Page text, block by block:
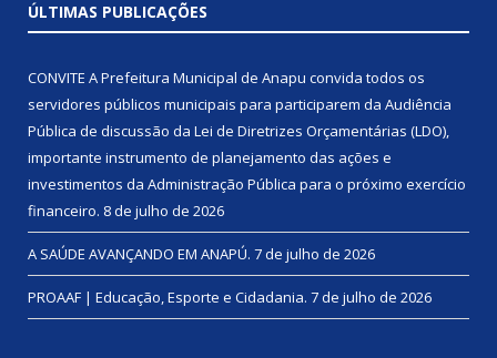
ÚLTIMAS PUBLICAÇÕES
CONVITE A Prefeitura Municipal de Anapu convida todos os
servidores públicos municipais para participarem da Audiência
Pública de discussão da Lei de Diretrizes Orçamentárias (LDO),
importante instrumento de planejamento das ações e
investimentos da Administração Pública para o próximo exercício
financeiro. 8 de julho de 2026
A SAÚDE AVANÇANDO EM ANAPÚ. 7 de julho de 2026
PROAAF | Educação, Esporte e Cidadania. 7 de julho de 2026